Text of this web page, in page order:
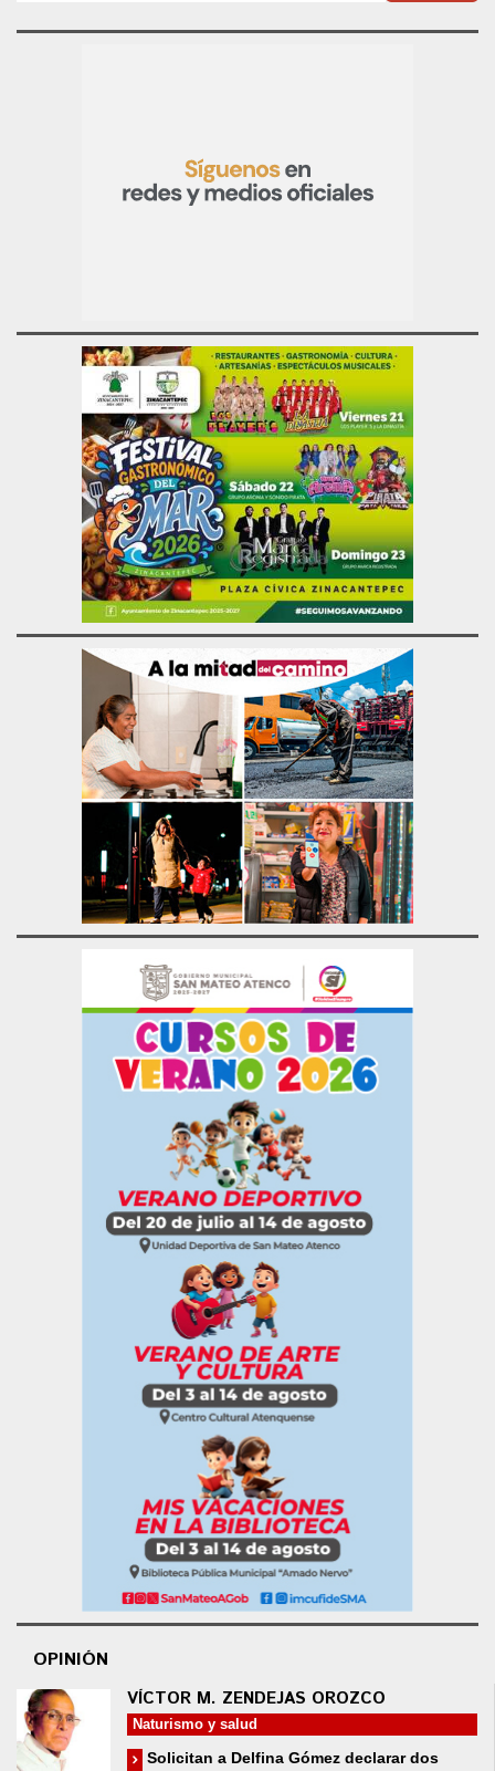
OPINIÓN
VÍCTOR M. ZENDEJAS OROZCO
Naturismo y salud
Solicitan a Delfina Gómez declarar dos